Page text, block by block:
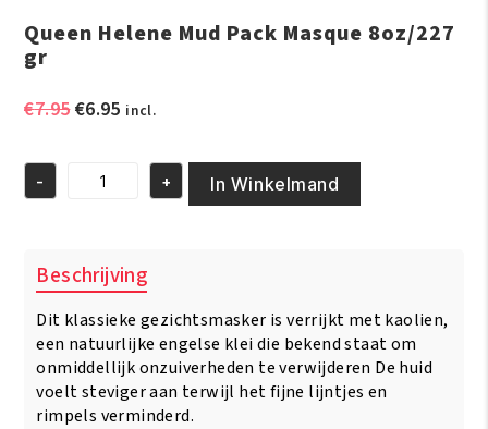
Queen Helene Mud Pack Masque 8oz/227
gr
€7.95Oorspronkelijke
€7.95.
€6.95Huidige
€6.95.
incl.
Queen
Masque
8oz/227
gr
aantal
- + In Winkelmand
Beschrijving
Dit klassieke gezichtsmasker is verrijkt met kaolien,
een natuurlijke engelse klei die bekend staat om
onmiddellijk onzuiverheden te verwijderen De huid
voelt steviger aan terwijl het fijne lijntjes en
rimpels verminderd.